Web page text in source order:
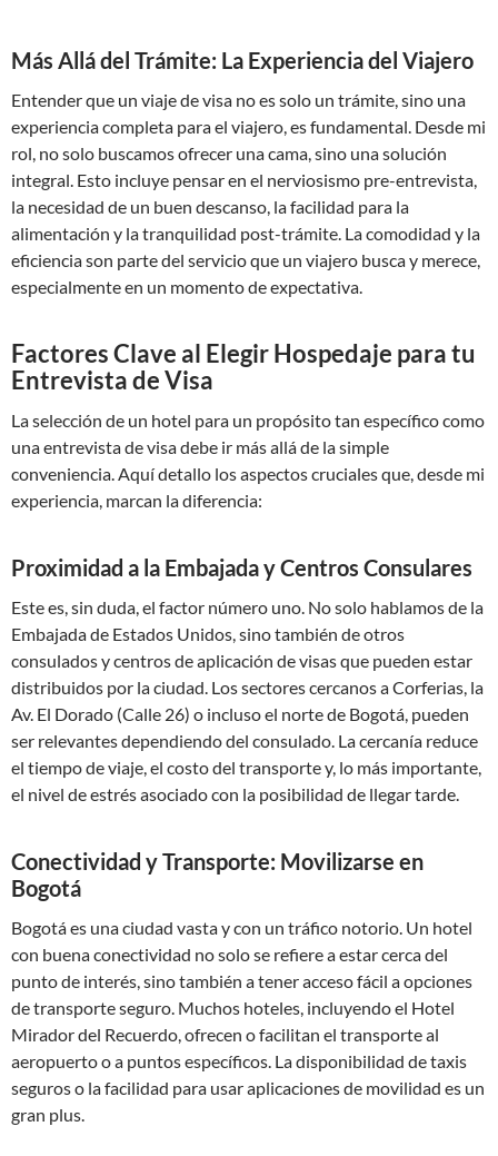
Más Allá del Trámite: La Experiencia del Viajero
Entender que un viaje de visa no es solo un trámite, sino una
experiencia completa para el viajero, es fundamental. Desde mi
rol, no solo buscamos ofrecer una cama, sino una solución
integral. Esto incluye pensar en el nerviosismo pre-entrevista,
la necesidad de un buen descanso, la facilidad para la
alimentación y la tranquilidad post-trámite. La comodidad y la
eficiencia son parte del servicio que un viajero busca y merece,
especialmente en un momento de expectativa.
Factores Clave al Elegir Hospedaje para tu
Entrevista de Visa
La selección de un hotel para un propósito tan específico como
una entrevista de visa debe ir más allá de la simple
conveniencia. Aquí detallo los aspectos cruciales que, desde mi
experiencia, marcan la diferencia:
Proximidad a la Embajada y Centros Consulares
Este es, sin duda, el factor número uno. No solo hablamos de la
Embajada de Estados Unidos, sino también de otros
consulados y centros de aplicación de visas que pueden estar
distribuidos por la ciudad. Los sectores cercanos a Corferias, la
Av. El Dorado (Calle 26) o incluso el norte de Bogotá, pueden
ser relevantes dependiendo del consulado. La cercanía reduce
el tiempo de viaje, el costo del transporte y, lo más importante,
el nivel de estrés asociado con la posibilidad de llegar tarde.
Conectividad y Transporte: Movilizarse en
Bogotá
Bogotá es una ciudad vasta y con un tráfico notorio. Un hotel
con buena conectividad no solo se refiere a estar cerca del
punto de interés, sino también a tener acceso fácil a opciones
de transporte seguro. Muchos hoteles, incluyendo el Hotel
Mirador del Recuerdo, ofrecen o facilitan el transporte al
aeropuerto o a puntos específicos. La disponibilidad de taxis
seguros o la facilidad para usar aplicaciones de movilidad es un
gran plus.